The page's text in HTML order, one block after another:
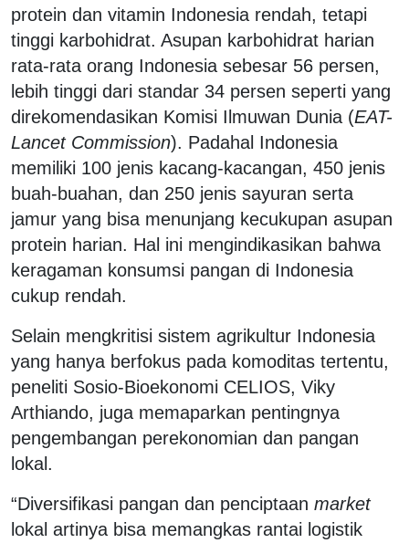
protein dan vitamin Indonesia rendah, tetapi
tinggi karbohidrat. Asupan karbohidrat harian
rata-rata orang Indonesia sebesar 56 persen,
lebih tinggi dari standar 34 persen seperti yang
direkomendasikan Komisi Ilmuwan Dunia (EAT-
Lancet Commission). Padahal Indonesia
memiliki 100 jenis kacang-kacangan, 450 jenis
buah-buahan, dan 250 jenis sayuran serta
jamur yang bisa menunjang kecukupan asupan
protein harian. Hal ini mengindikasikan bahwa
keragaman konsumsi pangan di Indonesia
cukup rendah.
Selain mengkritisi sistem agrikultur Indonesia
yang hanya berfokus pada komoditas tertentu,
peneliti Sosio-Bioekonomi CELIOS, Viky
Arthiando, juga memaparkan pentingnya
pengembangan perekonomian dan pangan
lokal.
“Diversifikasi pangan dan penciptaan market
lokal artinya bisa memangkas rantai logistik